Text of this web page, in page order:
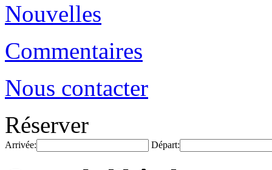
Nouvelles
Commentaires
Nous contacter
Réserver
Arrivée: Départ: